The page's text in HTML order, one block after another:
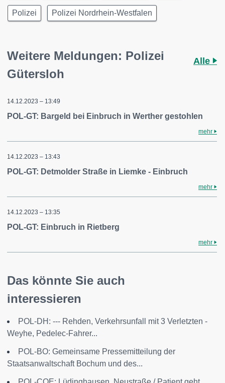
Polizei Polizei Nordrhein-Westfalen
Weitere Meldungen: Polizei
Gütersloh
Alle
14.12.2023 – 13:49
POL-GT: Bargeld bei Einbruch in Werther gestohlen
mehr
14.12.2023 – 13:43
POL-GT: Detmolder Straße in Liemke - Einbruch
mehr
14.12.2023 – 13:35
POL-GT: Einbruch in Rietberg
mehr
Das könnte Sie auch
interessieren
POL-DH: --- Rehden, Verkehrsunfall mit 3 Verletzten -
Weyhe, Pedelec-Fahrer...
POL-BO: Gemeinsame Pressemitteilung der
Staatsanwaltschaft Bochum und des...